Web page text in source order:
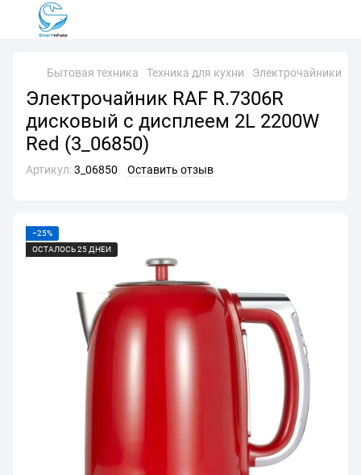
Бытовая техника Техника для кухни Электрочайники
Электрочайник RAF R.7306R
дисковый с дисплеем 2L 2200W
Red (3_06850)
Артикул:3_06850 Оставить отзыв
−25%
ОСТАЛОСЬ 25 ДНЕЙ